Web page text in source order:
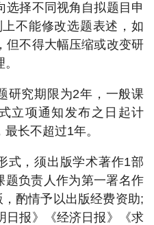
选择不同视角自拟题目申
不能修改选题表述，如
但不得大幅压缩或改变研
研究期限为2年，一般课
立项通知发布之日起计
长不超过1年。
式，须出版学术著作1部
题负责人作为第一署名作
酌情予以出版经费资助;
日报》《经济日报》《求